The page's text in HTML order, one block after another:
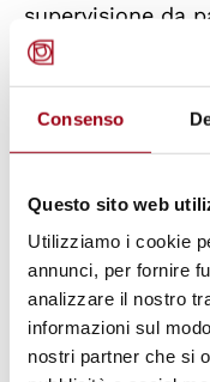
Consenso
Questo sito web
Utilizziamo i cookie
annunci, per fornire
analizzare il nostro
informazioni sul
nostri partner che si
supervisione da
Ministri e 4082
risoluzione
Attualmente,
dei Ministri ci
inerenti alle
protezione
migrazionee la
detenzione e
processi e dei